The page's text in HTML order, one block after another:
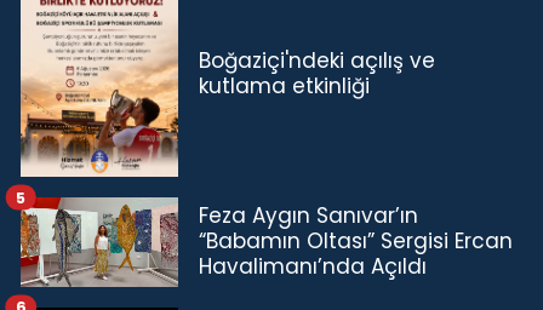
Boğaziçi'ndeki açılış ve
kutlama etkinliği
Feza Aygın Sanıvar’ın
“Babamın Oltası” Sergisi Ercan
Havalimanı’nda Açıldı
5